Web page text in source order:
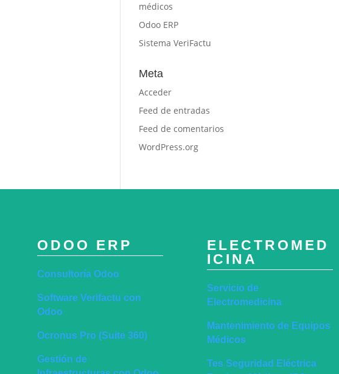
médicos
Odoo ERP
Sistema VeriFactu
Meta
Acceder
Feed de entradas
Feed de comentarios
WordPress.org
ODOO ERP
Consultoría Odoo
Software Verifactu con
Odoo
Ocronus Pro (Suite 360)
Gestión de
ELECTROMED
ICINA
Servicio de
Electromedicina
Mantenimiento de Equipos
Médicos
Tes Seguridad Eléctrica